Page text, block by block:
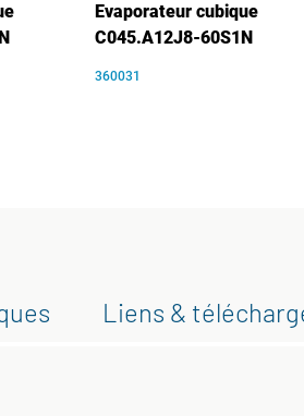
Evaporateur cubique
C045.A12J8-60S1N
360031
Liens &